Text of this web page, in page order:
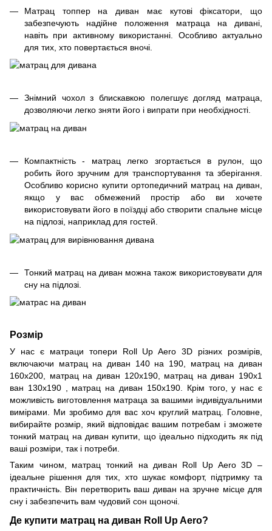
Матрац топпер на диван має кутові фіксатори, що
забезпечують надійне положення матраца на дивані,
навіть при активному використанні. Особливо актуально
для тих, хто повертається вночі.
Знімний чохол з блискавкою полегшує догляд матраца,
дозволяючи легко зняти його і випрати при необхідності.
Компактність - матрац легко згортається в рулон, що
робить його зручним для транспортування та зберігання.
Особливо корисно купити ортопедичний матрац на диван,
якщо у вас обмежений простір або ви хочете
використовувати його в поїздці або створити спальне місце
на підлозі, наприклад для гостей.
Тонкий матрац на диван можна також використовувати для
сну на підлозі.
Розмір
У нас є матраци топери Roll Up Aero 3D різних розмірів,
включаючи матрац на диван 140 на 190, матрац на диван
160х200, матрац на диван 120х190, матрац на диван 190х1
ван 130х190 , матрац на диван 150х190. Крім того, у нас є
можливість виготовлення матраца за вашими індивідуальними
вимірами. Ми зробимо для вас хоч круглий матрац. Головне,
вибирайте розмір, який відповідає вашим потребам і зможете
тонкий матрац на диван купити, що ідеально підходить як під
ваші розміри, так і потреби.
Таким чином, матрац тонкий на диван Roll Up Aero 3D –
ідеальне рішення для тих, хто шукає комфорт, підтримку та
практичність. Він перетворить ваш диван на зручне місце для
сну і забезпечить вам чудовий сон щоночі.
Де купити матрац на диван Roll Up Aero?